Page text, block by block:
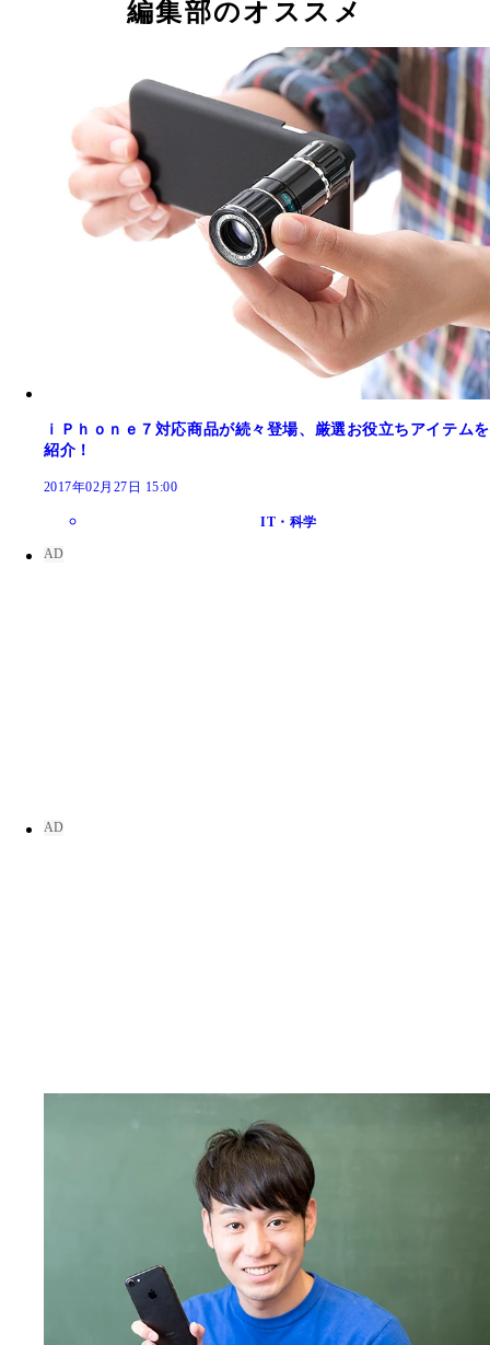
【＠ＯｎＬｅａｋｓ】のツイッター。この時期は
２８日に発表とウワサされる新スマホＧａｌａｘ
８や、ファーウェイ新モデルのリーク情報が充実
撮りっぽい製品画像やＣＧのモデリングデータな
開されており、チェックする価値高めです！ ま
報ブログ『ＮＯＷＨＥＲＥＥＬＳＥ』では、ゲー
種ガジェット関係のリーク情報も充実しているの
ちらのチェックも忘れずに！
編集部のオススメ
ｉＰｈｏｎｅ７対応商品が続々登場、厳選お役立ちアイテムを
紹介！
2017年02月27日 15:00
IT・科学